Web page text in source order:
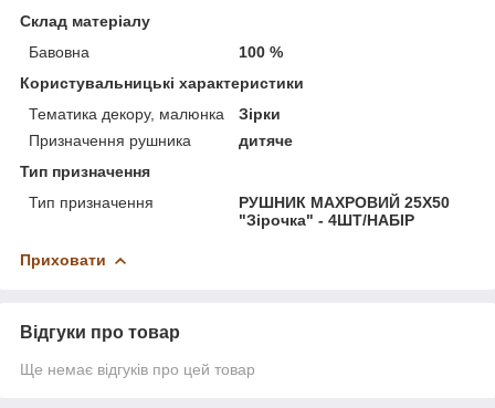
Склад матеріалу
Бавовна
100 %
Користувальницькі характеристики
Тематика декору, малюнка
Зірки
Призначення рушника
дитяче
Тип призначення
Тип призначення
РУШНИК МАХРОВИЙ 25Х50
"Зірочка" - 4ШТ/НАБІР
Приховати
Відгуки про товар
Ще немає відгуків про цей товар